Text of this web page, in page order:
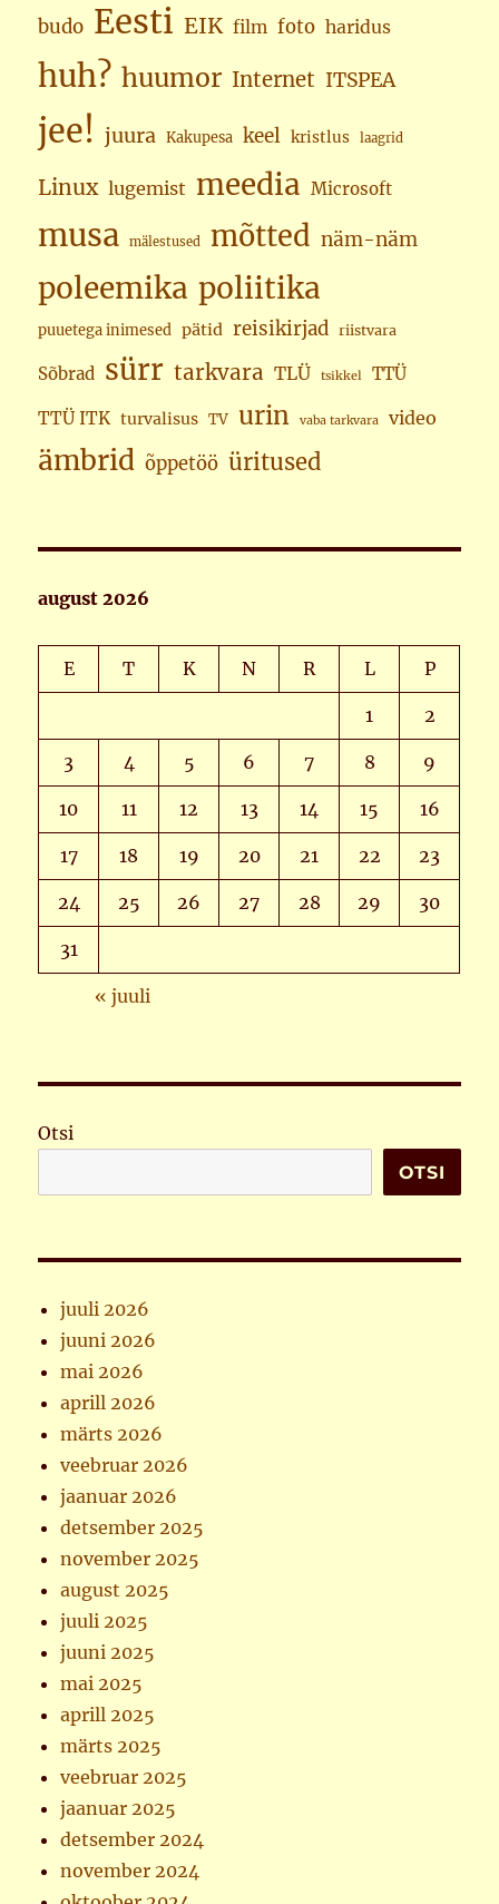
budo Eesti EIK film foto haridus
huh? huumor Internet ITSPEA
jee! juura Kakupesa keel kristlus laagrid
Linux lugemist meedia Microsoft
musa mälestused mõtted näm-näm
poleemika poliitika
puuetega inimesed pätid reisikirjad riistvara
Sõbrad sürr tarkvara TLÜ tsikkel TTÜ
TTÜ ITK turvalisus TV urin vaba tarkvara video
ämbrid õppetöö üritused
august 2026
E T K N R L P
1 2
3 4 5 6 7 8 9
10 11 12 13 14 15 16
17 18 19 20 21 22 23
24 25 26 27 28 29 30
31
« juuli
Otsi
OTSI
juuli 2026
juuni 2026
mai 2026
aprill 2026
märts 2026
veebruar 2026
jaanuar 2026
detsember 2025
november 2025
august 2025
juuli 2025
juuni 2025
mai 2025
aprill 2025
märts 2025
veebruar 2025
jaanuar 2025
detsember 2024
november 2024